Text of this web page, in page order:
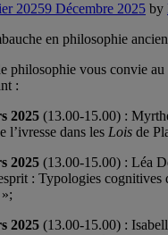
20259 Décembre 2025 by
en philosophie
philosophie vous convie au
:
2025 (13.00-15.00) :
l’ivresse dans les Lois de
2025 (13.00-15.00) : Léa
: Typologies cognitives
2025 (13.00-15.00) :